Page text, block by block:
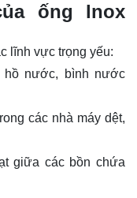
ống lnox
lĩnh vực trọng yếu:
hồ nước, bình nước
các nhà máy dệt,
giữa các bồn chứa